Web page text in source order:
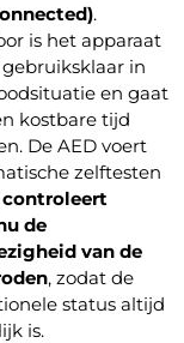
.
is het apparaat
in
en gaat
kostbare tijd
De AED voert
zelftesten
controleert
de
van de
, zodat de
status altijd
is.